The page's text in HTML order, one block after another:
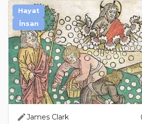
James Clark
Hayat
İnsan